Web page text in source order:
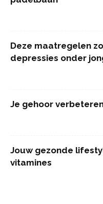
Deze maatregelen
depressies onder
Je gehoor
Jouw gezonde
vitamines